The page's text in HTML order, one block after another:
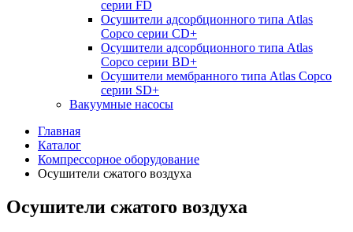
серии FD
Осушители адсорбционного типа Atlas
Copco серии СD+
Осушители адсорбционного типа Atlas
Copco серии BD+
Осушители мембранного типа Atlas Copco
серии SD+
Вакуумные насосы
Главная
Каталог
Компрессорное оборудование
Осушители сжатого воздуха
Осушители сжатого воздуха